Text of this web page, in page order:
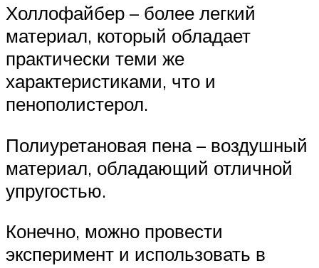
Холлофайбер – более легкий
материал, который обладает
практически теми же
характеристиками, что и
пенополистерол.
Полиуретановая пена – воздушный
материал, обладающий отличной
упругостью.
Конечно, можно провести
эксперимент и использовать в